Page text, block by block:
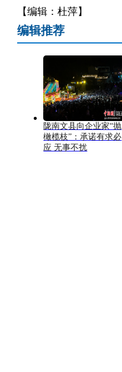
【编辑：杜萍】
编辑推荐
陇南文县向企业家“抛
橄榄枝”：承诺有求必
应 无事不扰